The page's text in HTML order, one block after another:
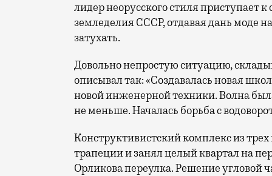
лидер неорусского стиля приступает
земледелия СССР, отдавая дань моде
затухать.
Довольно непростую ситуацию,
описывал так: «Создавалась новая
новой инженерной техники. Волна
не меньше. Началась борьба с
Конструктивистский комплекс из
трапеции и занял целый квартал на
Орликова переулка. Решение угловой